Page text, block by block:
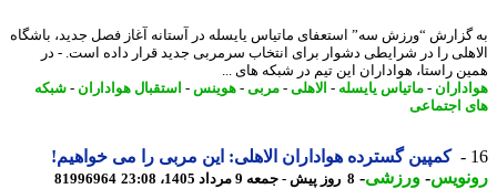
“ورزش سه” استعفای ماتیاس یایسله در آستانه آغاز فصل جدید، باشگاه
را در شرایطی دشوار برای انتخاب سرمربی جدید قرار داده است. - در
راستا، هواداران این تیم در شبکه های ...
- ماتیاس یایسله-الاهلی-مربی- هوینس-استقبال هواداران -
شبکه
اجتماعی
کمپین گسترده هواداران الاهلی: این مربی را می خواهیم!
-ورزشی-8 روز پیش - جمعه 9 مرداد 1405، 23:08 81996964